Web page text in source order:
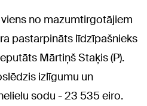
no mazumtirgotājiem
pastarpināts līdzīpašnieks
Mārtiņš Staķis (P).
izlīgumu un
sodu - 23 535 eiro.